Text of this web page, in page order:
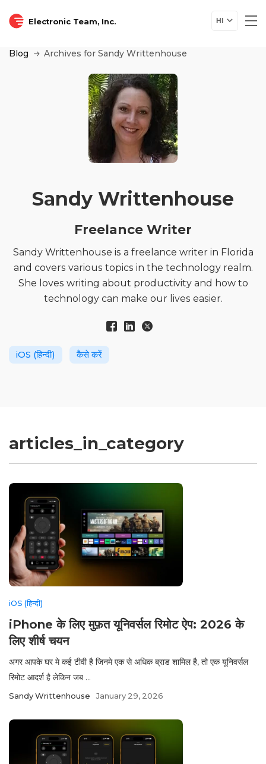
Electronic Team, Inc. HI
Blog Archives for Sandy Writtenhouse
Sandy Writtenhouse
Freelance Writer
Sandy Writtenhouse is a freelance writer in Florida
and covers various topics in the technology realm.
She loves writing about productivity and how to
technology can make our lives easier.
iOS (हिन्दी) कैसे करें
articles_in_category
iOS (हिन्दी)
iPhone के लिए मुफ़त यूनिवर्सल रिमोट ऐप: 2026 के
लिए शीर्ष चयन
अगर आपके घर मे कई टीवी है जिनमे एक से अधिक ब्राड शामिल है, तो एक यूनिवर्सल
रिमोट आदर्श है लेकिन जब ...
Sandy Writtenhouse January 29, 2026